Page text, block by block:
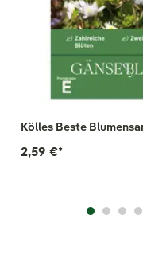
Kölles Beste
2,59 €*